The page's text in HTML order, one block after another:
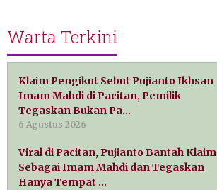
Warta Terkini
Klaim Pengikut Sebut Pujianto Ikhsan
Imam Mahdi di Pacitan, Pemilik
Tegaskan Bukan Pa…
6 Agustus 2026
Viral di Pacitan, Pujianto Bantah Klaim
Sebagai Imam Mahdi dan Tegaskan
Hanya Tempat …